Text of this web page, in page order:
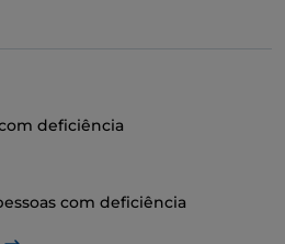
deficiência
com deficiência